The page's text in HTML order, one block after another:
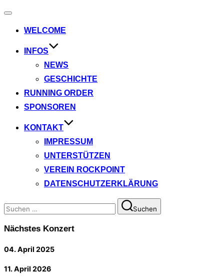
Navigation
WELCOME
INFOS
NEWS
GESCHICHTE
RUNNING ORDER
SPONSOREN
KONTAKT
IMPRESSUM
UNTERSTÜTZEN
VEREIN ROCKPOINT
DATENSCHUTZERKLÄRUNG
Suchen
nach:
Suchen
Nächstes Konzert
04. April 2025
11. April 2026